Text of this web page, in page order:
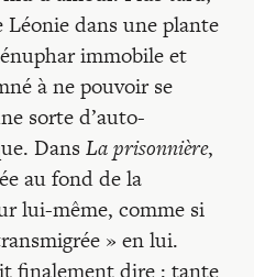
dans une plante
immobile et
à ne pouvoir se
sorte d’auto-
DansLa prisonnière,
au fond de la
lui-même, comme si
» en lui.
finalement dire : tante